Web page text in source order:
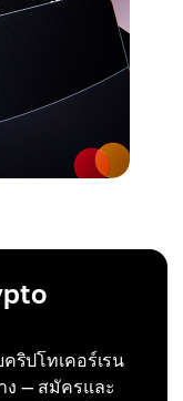
ริปโทเคอร์เรน
ง — สมัครและ